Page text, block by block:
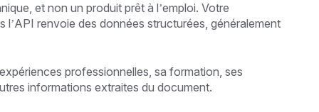
et non un produit prêt à l’emploi. Votre
renvoie des données structurées, généralement
professionnelles, sa formation, ses
informations extraites du document.